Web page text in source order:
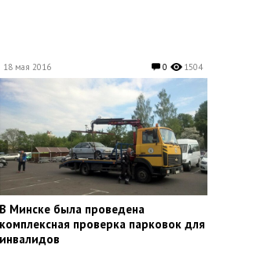
18 мая 2016 0 1504
​В Минске была проведена
комплексная проверка парковок для
инвалидов